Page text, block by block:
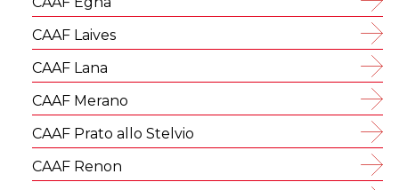
CAAF Laives
CAAF Lana
CAAF Merano
CAAF Prato allo Stelvio
CAAF Renon